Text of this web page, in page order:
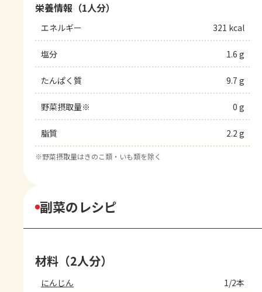
栄養情報（1人分）
エネルギー 321 kcal
塩分 1.6 g
たんぱく質 9.7 g
野菜摂取量※ 0 g
脂質 2.2 g
※野菜摂取量はきのこ類・いも類を除く
副菜のレシピ
材料（2人分）
にんじん 1/2本